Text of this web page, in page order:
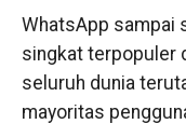
WhatsApp sampai
singkat terpopuler
seluruh dunia
mayoritas